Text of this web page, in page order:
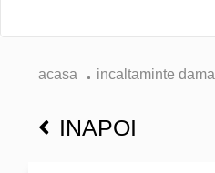
acasa incaltaminte dama
INAPOI